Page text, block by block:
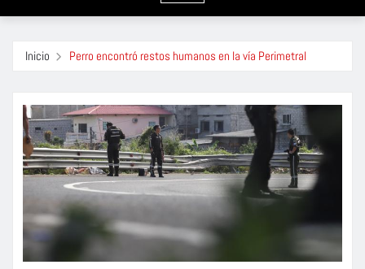
Inicio Perro encontró restos humanos en la vía Perimetral